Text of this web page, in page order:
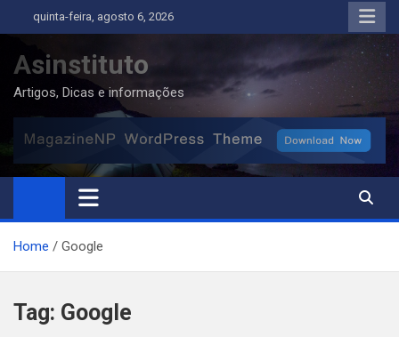
to
content
quinta-feira, agosto 6, 2026
Asinstituto
Artigos, Dicas e informações
Home Google
Tag: Google